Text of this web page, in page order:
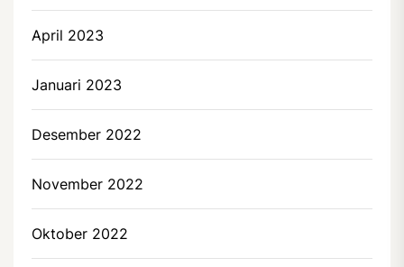
April 2023
Januari 2023
Desember 2022
November 2022
Oktober 2022